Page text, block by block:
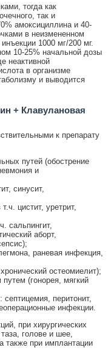
тогда как
так и
амоксициллина и 40-
в неизмененном
1000 мг/200 мг.
10-25% начальной дозы
неактивной
в организме
и выводится
+ Клавулановая
к препарату
путей (обострение
и
синусит,
цистит, уретрит,
сальпингит,
аборт,
раневая инфекция,
остеомиелит);
(гонорея, мягкий
перитонит,
инфекции.
при хирургических
голове и шее,
также при имплантации